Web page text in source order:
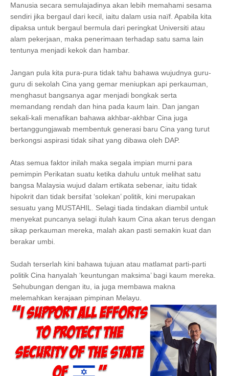
Manusia secara semulajadinya akan lebih memahami sesama
sendiri jika bergaul dari kecil, iaitu dalam usia naïf. Apabila kita
dipaksa untuk bergaul bermula dari peringkat Universiti atau
alam pekerjaan, maka penerimaan terhadap satu sama lain
tentunya menjadi kekok dan hambar.
Jangan pula kita pura-pura tidak tahu bahawa wujudnya guru-
guru di sekolah Cina yang gemar meniupkan api perkauman,
menghasut bangsanya agar menjadi bongkak serta
memandang rendah dan hina pada kaum lain. Dan jangan
sekali-kali menafikan bahawa akhbar-akhbar Cina juga
bertanggungjawab membentuk generasi baru Cina yang turut
berkongsi aspirasi tidak sihat yang dibawa oleh DAP.
Atas semua faktor inilah maka segala impian murni para
pemimpin Perikatan suatu ketika dahulu untuk melihat satu
bangsa Malaysia wujud dalam ertikata sebenar, iaitu tidak
hipokrit dan tidak bersifat ‘solekan’ politik, kini merupakan
sesuatu yang MUSTAHIL. Selagi tiada tindakan diambil untuk
menyekat puncanya selagi itulah kaum Cina akan terus dengan
sikap perkauman mereka, malah akan pasti semakin kuat dan
berakar umbi.
Sudah terserlah kini bahawa tujuan atau matlamat parti-parti
politik Cina hanyalah ‘keuntungan maksima’ bagi kaum mereka.
Sehubungan dengan itu, ia juga membawa makna
melemahkan kerajaan pimpinan Melayu.